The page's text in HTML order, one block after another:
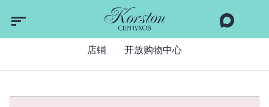
店铺 开放购物中心